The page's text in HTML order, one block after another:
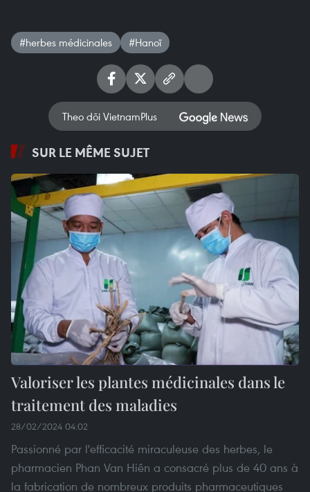
#herbes médicinales #Hanoï
Theo dõi VietnamPlus
SUR LE MÊME SUJET
Valoriser les plantes médicinales dans le
traitement des maladies
28/02/2024 04:02
Passionné par l'efficacité miraculeuse des herbes, le
pharmacien Phan Van Hiên a consacré plus de 40 ans à
la fabrication de nombreux produits pharmaceutiques